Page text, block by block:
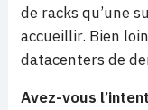
de racks qu’une
accueillir. Bien
datacenters de
Avez-vous